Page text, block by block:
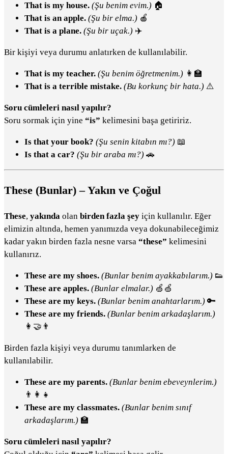
That is my house. (Şu benim evim.) 🏠
That is an apple. (Şu bir elma.) 🍎
That is a plane. (Şu bir uçak.) ✈️
Bir kişiyi veya durumu anlatırken de kullanılabilir.
That is my teacher. (Şu benim öğretmenim.) 👩‍🏫
That is a terrible mistake. (Bu korkunç bir hata.) ⚠️
Soru cümleleri nasıl yapılır?
Soru sormak için yine “is” kelimesini başa getiririz.
Is that your book? (Şu senin kitabın mı?) 📖
Is that a car? (Şu bir araba mı?) 🚗
These (Bunlar) – Yakın ve Çoğul
These, yakında olan birden fazla şey için kullanılır. Eğer
elimizin altında, hemen yanımızda veya dokunabileceğimiz
kadar yakın birden fazla nesne varsa “these” kelimesini
kullanırız.
These are my shoes. (Bunlar benim ayakkabılarım.) 👟
These are apples. (Bunlar elmalar.) 🍏🍏
These are my keys. (Bunlar benim anahtarlarım.) 🔑
These are my friends. (Bunlar benim arkadaşlarım.)
👩‍🤝‍👨
Birden fazla kişiyi veya durumu tanımlarken de
kullanılabilir.
These are my parents. (Bunlar benim ebeveynlerim.)
👨‍👩‍👧
These are my classmates. (Bunlar benim sınıf
arkadaşlarım.) 🏫
Soru cümleleri nasıl yapılır?